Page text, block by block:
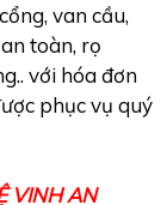
van cầu,
toàn, rọ
với hóa đơn
phục vụ quý
VINH AN